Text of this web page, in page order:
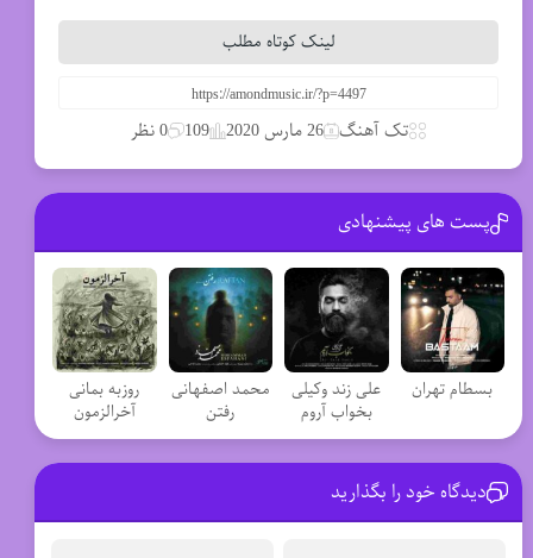
لینک کوتاه مطلب
تک آهنگ 26 مارس 2020 109 0 نظر
پست های پیشنهادی
بسطام تهران
علی زند وکیلی
بخواب آروم
محمد اصفهانی
رفتن
روزبه بمانی
آخرالزمون
دیدگاه خود را بگذارید